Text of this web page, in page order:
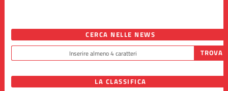
CERCA NELLE NEWS
LA CLASSIFICA